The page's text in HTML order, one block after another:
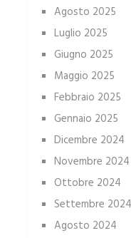
Agosto 2025
Luglio 2025
Giugno 2025
Maggio 2025
Febbraio 2025
Gennaio 2025
Dicembre 2024
Novembre 2024
Ottobre 2024
Settembre 2024
Agosto 2024